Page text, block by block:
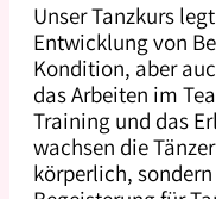
Unser Tanzkurs
Entwicklung von
Kondition, aber
das Arbeiten im
Training und das
wachsen die
körperlich,